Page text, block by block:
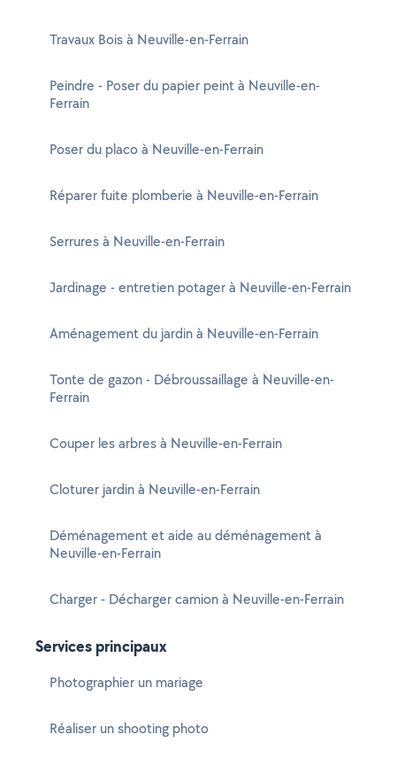
Travaux Bois à Neuville-en-Ferrain
Peindre - Poser du papier peint à Neuville-en-
Ferrain
Poser du placo à Neuville-en-Ferrain
Réparer fuite plomberie à Neuville-en-Ferrain
Serrures à Neuville-en-Ferrain
Jardinage - entretien potager à Neuville-en-Ferrain
Aménagement du jardin à Neuville-en-Ferrain
Tonte de gazon - Débroussaillage à Neuville-en-
Ferrain
Couper les arbres à Neuville-en-Ferrain
Cloturer jardin à Neuville-en-Ferrain
Déménagement et aide au déménagement à
Neuville-en-Ferrain
Charger - Décharger camion à Neuville-en-Ferrain
Services principaux
Photographier un mariage
Réaliser un shooting photo